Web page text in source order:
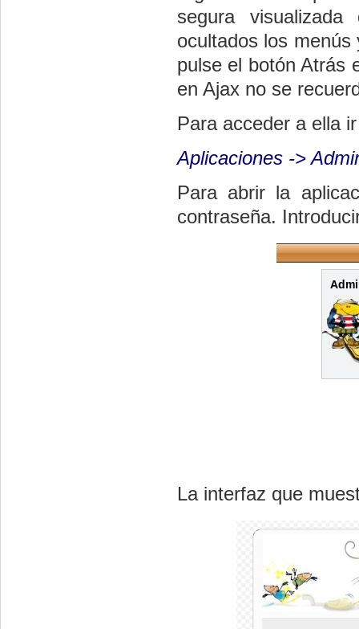
segura
ocultados los
pulse el botón Atrás
en Ajax no se
Para acceder a ella
Aplicaciones ->
Para abrir la
contraseña.
La interfaz que